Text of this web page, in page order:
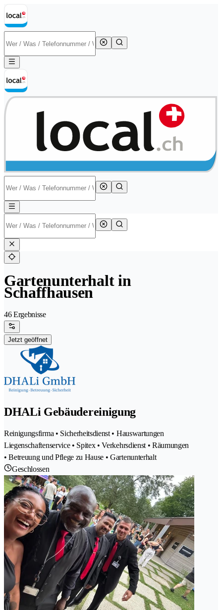
Gartenunterhalt in
Schaffhausen
46 Ergebnisse
Jetzt geöffnet
DHALi Gebäudereinigung
Reinigungsfirma • Sicherheitsdienst • Hauswartungen
Liegenschaftenservice • Spitex • Verkehrsdienst • Räumungen
• Betreuung und Pflege zu Hause • Gartenunterhalt
Geschlossen